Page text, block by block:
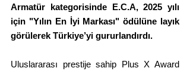
Armatür kategorisinde E.C.A, 2025 yılı
için "Yılın En İyi Markası" ödülüne layık
görülerek Türkiye’yi gururlandırdı.
Uluslararası prestije sahip Plus X Award